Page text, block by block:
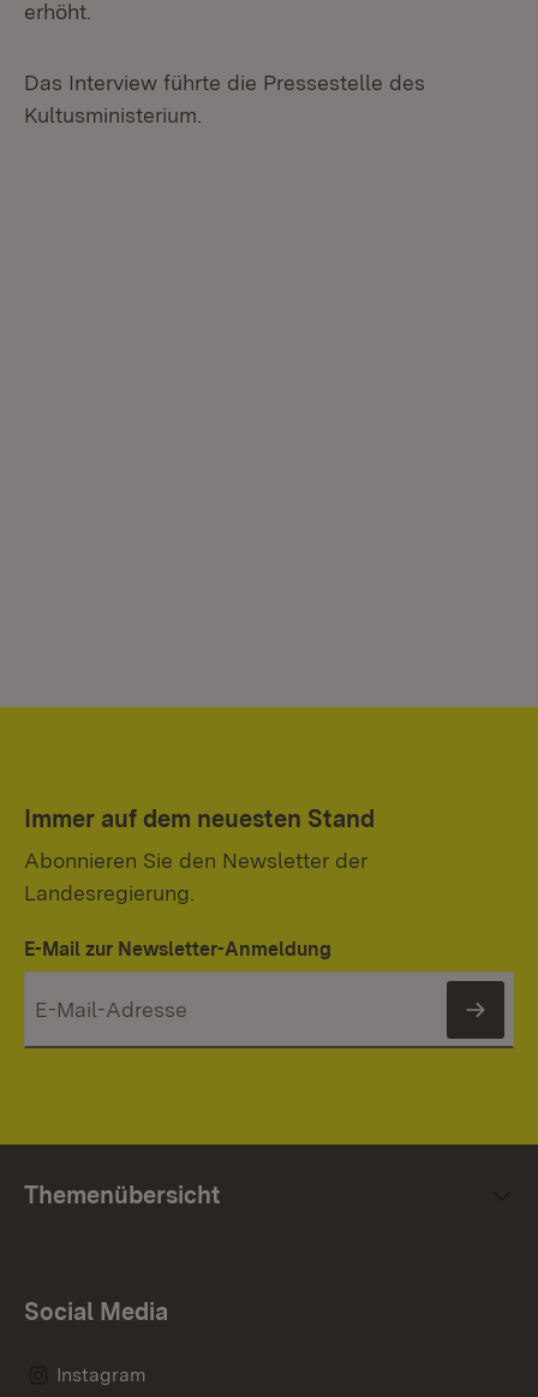
erhöht.
Das Interview führte die Pressestelle des
Kultusministerium.
Immer auf dem neuesten Stand
Abonnieren Sie den Newsletter der
Landesregierung.
E-Mail zur Newsletter-Anmeldung
Themenübersicht
Social Media
Instagram